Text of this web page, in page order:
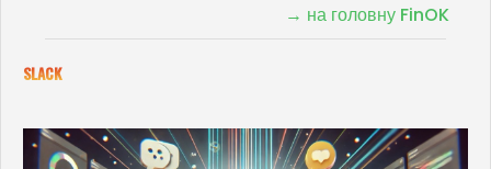
→ на головну FinOK
SLACK